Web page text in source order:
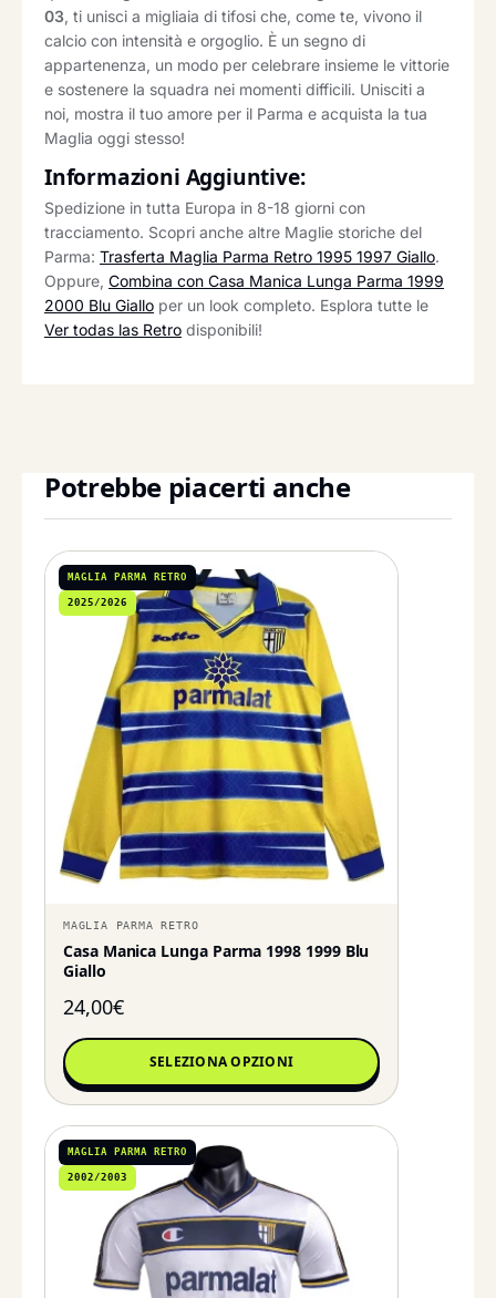
03, ti unisci a migliaia di tifosi che, come te, vivono il
calcio con intensità e orgoglio. È un segno di
appartenenza, un modo per celebrare insieme le vittorie
e sostenere la squadra nei momenti difficili. Unisciti a
noi, mostra il tuo amore per il Parma e acquista la tua
Maglia oggi stesso!
Informazioni Aggiuntive:
Spedizione in tutta Europa in 8-18 giorni con
tracciamento. Scopri anche altre Maglie storiche del
Parma: Trasferta Maglia Parma Retro 1995 1997 Giallo.
Oppure, Combina con Casa Manica Lunga Parma 1999
2000 Blu Giallo per un look completo. Esplora tutte le
Ver todas las Retro disponibili!
Potrebbe piacerti anche
MAGLIA PARMA RETRO
2025/2026
MAGLIA PARMA RETRO
Casa Manica Lunga Parma 1998 1999 Blu
Giallo
24,00€
SELEZIONA OPZIONI
MAGLIA PARMA RETRO
2002/2003